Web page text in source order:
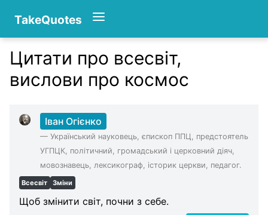
TakeQuotes
Authors
Цитати про всесвіт,
вислови про космос
Іван Огієнко
—Український науковець, єпископ ППЦ, предстоятель
УГПЦК, політичний, громадський і церковний діяч,
мовознавець, лексикограф, історик церкви, педагог.
Всесвіт Зміни
Щоб змінити світ, почни з себе.